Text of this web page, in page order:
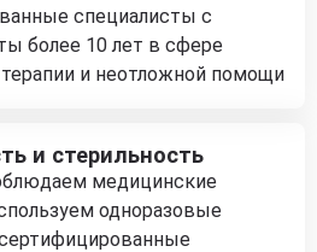
специалисты с
более 10 лет в сфере
и неотложной помощи
и стерильность
медицинские
одноразовые